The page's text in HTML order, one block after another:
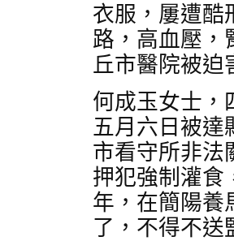
衣服，屢遭酷
路，高血壓，
丘市醫院被迫
何成玉女士，
五月六日被達
市看守所非法
押犯強制灌食
年，在簡陽養
了，不得不送